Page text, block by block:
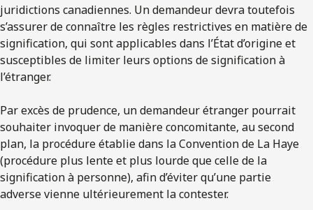
juridictions canadiennes. Un demandeur devra toutefois
s’assurer de connaître les règles restrictives en matière de
signification, qui sont applicables dans l’État d’origine et
susceptibles de limiter leurs options de signification à
l’étranger.
Par excès de prudence, un demandeur étranger pourrait
souhaiter invoquer de manière concomitante, au second
plan, la procédure établie dans la Convention de La Haye
(procédure plus lente et plus lourde que celle de la
signification à personne), afin d’éviter qu’une partie
adverse vienne ultérieurement la contester.